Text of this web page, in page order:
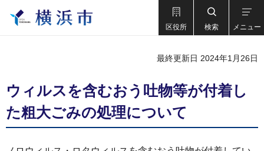
区役所 検索 メニュー
最終更新日 2024年1月26日
ウィルスを含むおう吐物等が付着し
た粗大ごみの処理について